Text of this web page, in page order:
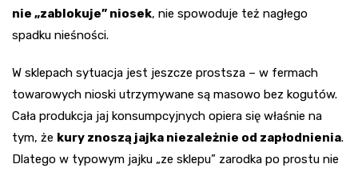
nie „zablokuje” niosek, nie spowoduje też nagłego
spadku nieśności.
W sklepach sytuacja jest jeszcze prostsza – w fermach
towarowych nioski utrzymywane są masowo bez kogutów.
Cała produkcja jaj konsumpcyjnych opiera się właśnie na
tym, że kury znoszą jajka niezależnie od zapłodnienia.
Dlatego w typowym jajku „ze sklepu” zarodka po prostu nie